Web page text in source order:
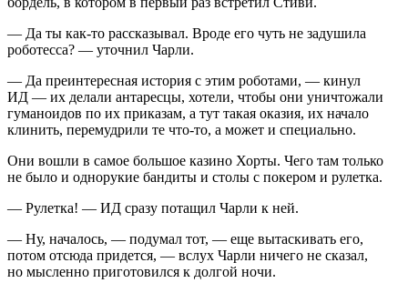
— Да ты как-то рассказывал. Вроде его чуть не задушила
роботесса? — уточнил Чарли.
— Да преинтересная история с этим роботами, — кинул
ИД — их делали антаресцы, хотели, чтобы они уничтожали
гуманоидов по их приказам, а тут такая оказия, их начало
клинить, перемудрили те что-то, а может и специально.
Они вошли в самое большое казино Хорты. Чего там только
не было и однорукие бандиты и столы с покером и рулетка.
— Рулетка! — ИД сразу потащил Чарли к ней.
— Ну, началось, — подумал тот, — еще вытаскивать его,
потом отсюда придется, — вслух Чарли ничего не сказал,
но мысленно приготовился к долгой ночи.